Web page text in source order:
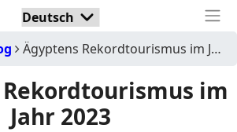
Ägyptens Rekordtourismus im Jahr 2023
im
Jahr 2023